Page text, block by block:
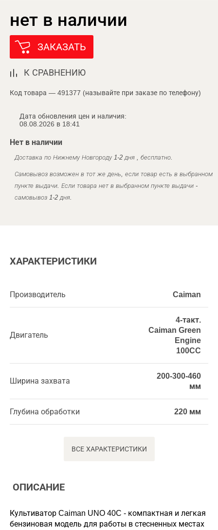
нет в наличии
ЗАКАЗАТЬ
К СРАВНЕНИЮ
Код товара — 491377 (называйте при заказе по телефону)
Дата обновления цен и наличия:
08.08.2026 в 18:41
Нет в наличии
Доставка по Нижнему Новгороду 1-2 дня , бесплатно.
Самовывоз возможен в тот же день, если товар есть в выбранном
пункте выдачи. Если товара нет в выбранном пункте выдачи -
самовывоз 1-2 дня.
ХАРАКТЕРИСТИКИ
Производитель Caiman
Двигатель
4-такт.
Caiman Green
Engine
100CC
Ширина захвата
200-300-460
мм
Глубина обработки 220 мм
ВСЕ ХАРАКТЕРИСТИКИ
ОПИСАНИЕ
Культиватор Caiman UNO 40C - компактная и легкая
бензиновая модель для работы в стесненных местах